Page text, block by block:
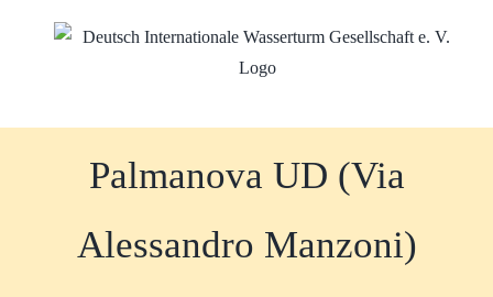
Palmanova UD (Via
Alessandro Manzoni)